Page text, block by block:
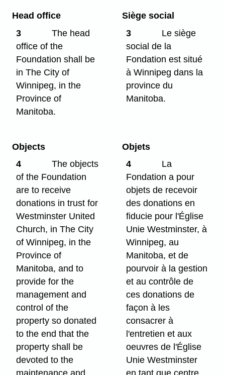
Head office
3
The head
office of the
Foundation shall be
in The City of
Winnipeg, in the
Province of
Manitoba.
Siège social
3
Le siège
social de la
Fondation est situé
à Winnipeg dans la
province du
Manitoba.
Objects
4
The objects
of the Foundation
are to receive
donations in trust for
Westminster United
Church, in The City
of Winnipeg, in the
Province of
Manitoba, and to
provide for the
management and
control of the
property so donated
to the end that the
property shall be
devoted to the
Objets
4
La
Fondation a pour
objets de recevoir
des donations en
fiducie pour l'Église
Unie Westminster, à
Winnipeg, au
Manitoba, et de
pourvoir à la gestion
et au contrôle de
ces donations de
façon à les
consacrer à
l'entretien et aux
oeuvres de l'Église
Unie Westminster